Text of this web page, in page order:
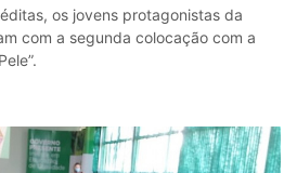
os jovens protagonistas da
com a segunda colocação com a